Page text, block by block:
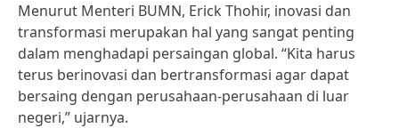
Menurut Menteri BUMN, Erick Thohir, inovasi dan
transformasi merupakan hal yang sangat penting
dalam menghadapi persaingan global. “Kita harus
terus berinovasi dan bertransformasi agar dapat
bersaing dengan perusahaan-perusahaan di luar
negeri,” ujarnya.